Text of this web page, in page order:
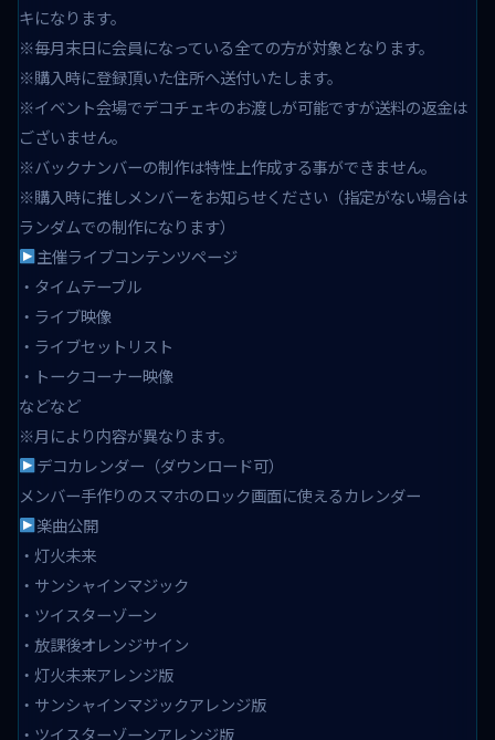
キになります。
※毎月末日に会員になっている全ての方が対象となります。
※購入時に登録頂いた住所へ送付いたします。
※イベント会場でデコチェキのお渡しが可能ですが送料の返金は
ございません。
※バックナンバーの制作は特性上作成する事ができません。
※購入時に推しメンバーをお知らせください（指定がない場合は
ランダムでの制作になります）
主催ライブコンテンツページ
・タイムテーブル
・ライブ映像
・ライブセットリスト
・トークコーナー映像
などなど
※月により内容が異なります。
デコカレンダー（ダウンロード可）
メンバー手作りのスマホのロック画面に使えるカレンダー
楽曲公開
・灯火未来
・サンシャインマジック
・ツイスターゾーン
・放課後オレンジサイン
・灯火未来アレンジ版
・サンシャインマジックアレンジ版
・ツイスターゾーンアレンジ版